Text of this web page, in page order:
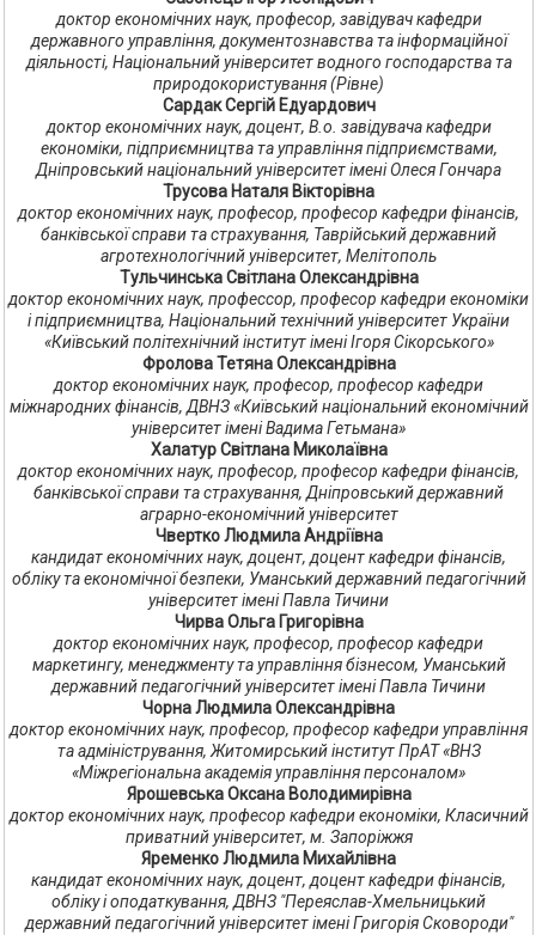
доктор економічних наук, професор, завідувач кафедри
державного управління, документознавства та інформаційної
діяльності, Національний університет водного господарства та
природокористування (Рівне)
Сардак Сергій Едуардович
доктор економічних наук, доцент, В.о. завідувача кафедри
економіки, підприємництва та управління підприємствами,
Дніпровський національний університет імені Олеся Гончара
Трусова Наталя Вікторівна
доктор економічних наук, професор, професор кафедри фінансів,
банківської справи та страхування, Таврійський державний
агротехнологічний університет, Мелітополь
Тульчинська Світлана Олександрівна
доктор економічних наук, профессор, професор кафедри економіки
і підприємництва, Національний технічний університет України
«Київський політехнічний інститут імені Ігоря Сікорського»
Фролова Тетяна Олександрівна
доктор економічних наук, професор, професор кафедри
міжнародних фінансів, ДВНЗ «Київський національний економічний
університет імені Вадима Гетьмана»
Халатур Світлана Миколаївна
доктор економічних наук, професор, професор кафедри фінансів,
банківської справи та страхування, Дніпровський державний
аграрно-економічний університет
Чвертко Людмила Андріївна
кандидат економічних наук, доцент, доцент кафедри фінансів,
обліку та економічної безпеки, Уманський державний педагогічний
університет імені Павла Тичини
Чирва Ольга Григорівна
доктор економічних наук, професор, професор кафедри
маркетингу, менеджменту та управління бізнесом, Уманський
державний педагогічний університет імені Павла Тичини
Чорна Людмила Олександрівна
доктор економічних наук, професор, професор кафедри управління
та адміністрування, Житомирський інститут ПрАТ «ВНЗ
«Міжрегіональна академія управління персоналом»
Ярошевська Оксана Володимирівна
доктор економічних наук, професор кафедри економіки, Класичний
приватний університет, м. Запоріжжя
Яременко Людмила Михайлівна
кандидат економічних наук, доцент, доцент кафедри фінансів,
обліку і оподаткування, ДВНЗ "Переяслав-Хмельницький
державний педагогічний університет імені Григорія Сковороди"